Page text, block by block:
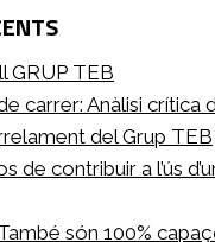
GRUP TEB
carrer: Anàlisi crítica
del Grup TEB
de contribuir a l’ús
són 100%